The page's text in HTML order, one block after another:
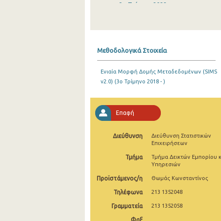
2o Τρίμηνο 2022
2o Τρίμηνο 2021
4o Τρίμηνο 2020
2o Τρίμηνο 2020
1o Τρίμηνο 2020
4o Τρίμηνο 2019
2o Τρίμηνο 2019
Μεθοδολογικά Στοιχεία
Ενιαία Μορφή Δομής Μεταδεδομένων (SIMS
v2.0) (3o Τρίμηνο 2018 - )
Επαφή
Διεύθυνση
Διεύθυνση Στατιστικών
Επιχειρήσεων
Τμήμα
Τμήμα Δεικτών Εμπορίου
Υπηρεσιών
Προϊστάμενος/η Θωμάς Κωνσταντίνος
Τηλέφωνα 213 1352048
Γραμματεία 213 1352058